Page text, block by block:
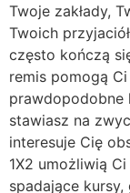
Twoje zakłady,
Twoich
często kończą
remis pomogą
prawdopodobne
stawiasz na
interesuje Cię
1X2 umożliwią
spadające